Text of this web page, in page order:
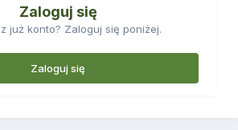
Zaloguj się
już konto? Zaloguj się poniżej.
Zaloguj się